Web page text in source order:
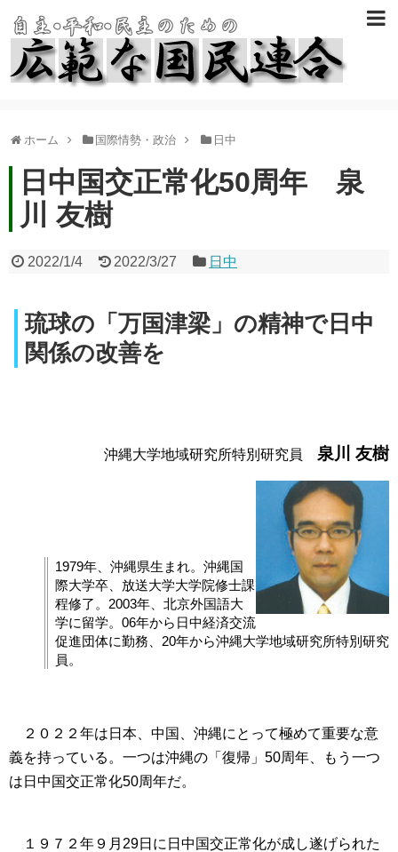
ホーム 国際情勢・政治 日中
日中国交正常化50周年 泉
川 友樹
2022/1/4 2022/3/27 日中
琉球の「万国津梁」の精神で日中
関係の改善を
沖縄大学地域研究所特別研究員 泉川 友樹
1979年、沖縄県生まれ。沖縄国
際大学卒、放送大学大学院修士課
程修了。2003年、北京外国語大
学に留学。06年から日中経済交流
促進団体に勤務、20年から沖縄大学地域研究所特別研究
員。
２０２２年は日本、中国、沖縄にとって極めて重要な意
義を持っている。一つは沖縄の「復帰」50周年、もう一つ
は日中国交正常化50周年だ。
１９７２年９月29日に日中国交正常化が成し遂げられた